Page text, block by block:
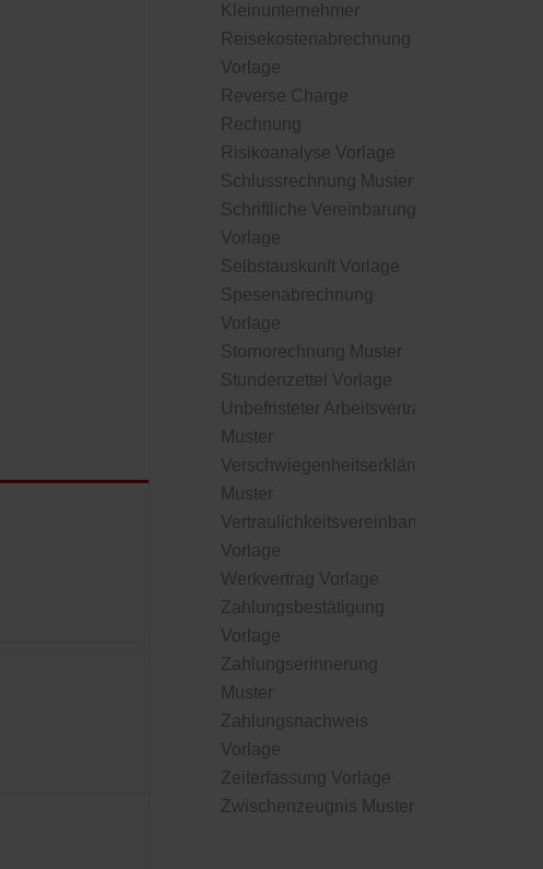
Kleinunternehmer
Reisekostenabrechnung
Vorlage
Reverse Charge
Rechnung
Risikoanalyse Vorlage
Schlussrechnung Muster
Schriftliche Vereinbarung
Vorlage
Selbstauskunft Vorlage
Spesenabrechnung
Vorlage
Stornorechnung Muster
Stundenzettel Vorlage
Unbefristeter Arbeitsvertrag
Muster
Verschwiegenheitserklärung
Muster
Vertraulichkeitsvereinbarung
Vorlage
Werkvertrag Vorlage
Zahlungsbestätigung
Vorlage
Zahlungserinnerung
Muster
Zahlungsnachweis
Vorlage
Zeiterfassung Vorlage
Zwischenzeugnis Muster